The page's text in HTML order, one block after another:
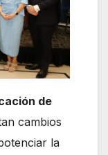
de
cambios
la